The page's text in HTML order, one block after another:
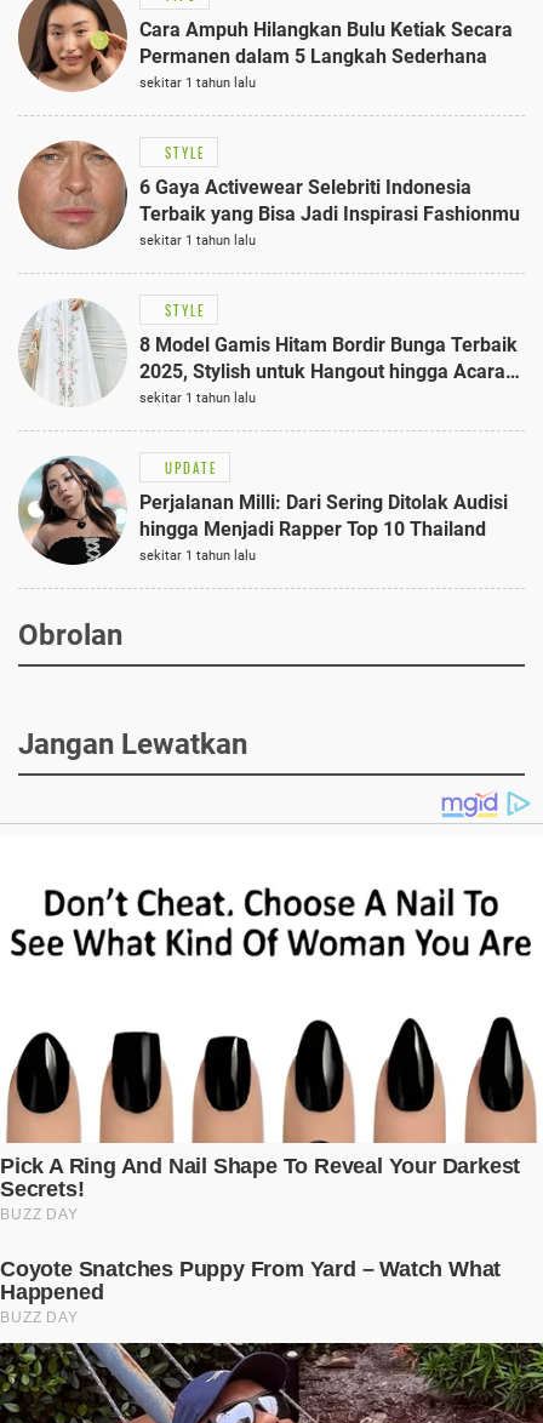
Cara Ampuh Hilangkan Bulu Ketiak Secara
Permanen dalam 5 Langkah Sederhana
sekitar 1 tahun lalu
STYLE
6 Gaya Activewear Selebriti Indonesia
Terbaik yang Bisa Jadi Inspirasi Fashionmu
sekitar 1 tahun lalu
STYLE
8 Model Gamis Hitam Bordir Bunga Terbaik
2025, Stylish untuk Hangout hingga Acara
Semi-Formal
sekitar 1 tahun lalu
UPDATE
Perjalanan Milli: Dari Sering Ditolak Audisi
hingga Menjadi Rapper Top 10 Thailand
sekitar 1 tahun lalu
Obrolan
Jangan Lewatkan